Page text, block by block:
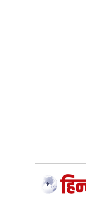
अलावा उन्हें
बांग्लादेश के
की अपनी